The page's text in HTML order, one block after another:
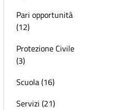
Pari opportunità
(12)
Protezione Civile
(3)
Scuola (16)
Servizi (21)